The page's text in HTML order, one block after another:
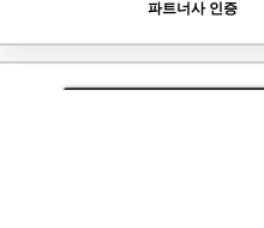
​파트너사 인증